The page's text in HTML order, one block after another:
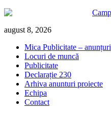
Skip
content
august 8, 2026
Mica Publicitate – anunțuri
Locuri de muncă
Publicitate
Declarație 230
Arhiva anunturi proiecte
Echipa
Contact